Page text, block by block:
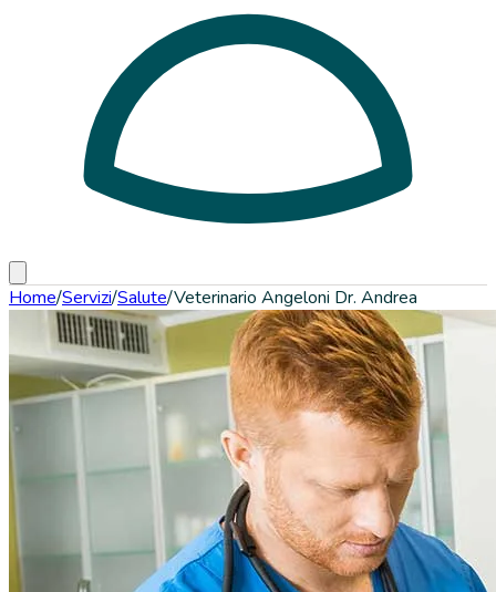
Home/Servizi/Salute/Veterinario Angeloni Dr. Andrea